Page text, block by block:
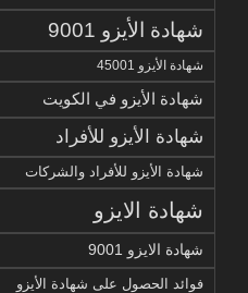
شهادة الأيزو 9001
شهادة الأيزو 45001
شهادة الأيزو في الكويت
شهادة الأيزو للأفراد
شهادة الأيزو للأفراد والشركات
شهادة الايزو
شهادة الايزو 9001
فوائد الحصول على شهادة الأيزو